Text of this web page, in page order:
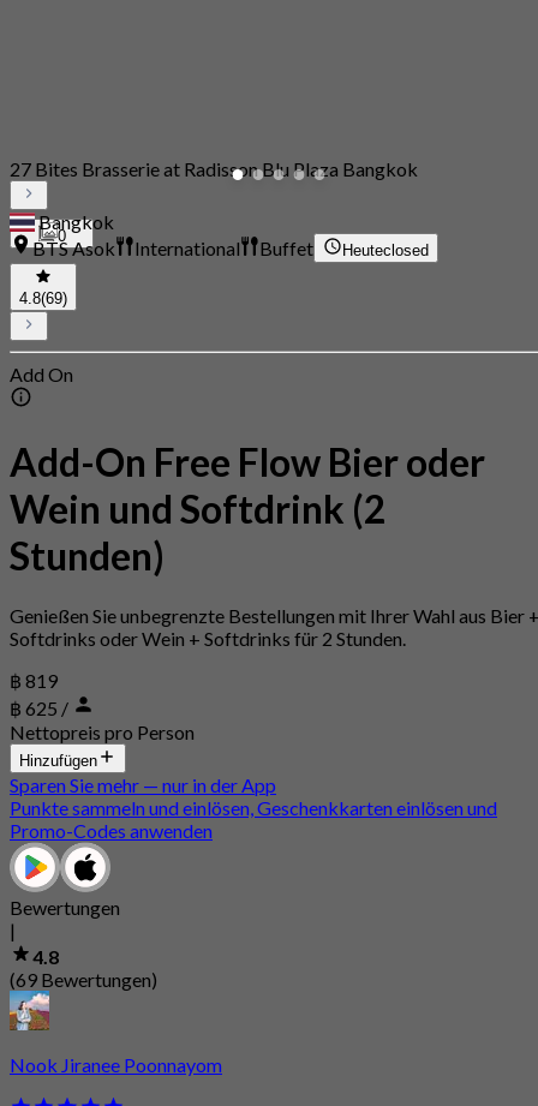
0
27 Bites Brasserie at Radisson Blu Plaza Bangkok
Bangkok
BTS Asok
International Buffet Heuteclosed
4.8(69)
Add On
Add-On Free Flow Bier oder
Wein und Softdrink (2
Stunden)
Genießen Sie unbegrenzte Bestellungen mit Ihrer Wahl aus Bier
Softdrinks oder Wein + Softdrinks für 2 Stunden.
฿ 819
฿ 625 /
Nettopreis pro Person
Hinzufügen
Sparen Sie mehr — nur in der App
Punkte sammeln und einlösen, Geschenkkarten einlösen und
Promo-Codes anwenden
Bewertungen
|
4.8
(69 Bewertungen)
Nook Jiranee Poonnayom